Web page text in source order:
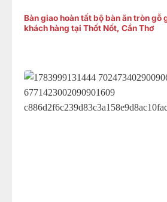
Bàn giao hoàn tất bộ bàn ăn tròn gỗ
khách hàng tại Thốt Nốt, Cần Thơ